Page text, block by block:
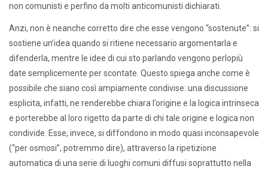
non comunisti e perfino da molti anticomunisti dichiarati.
Anzi, non è neanche corretto dire che esse vengono “sostenute”: si
sostiene un’idea quando si ritiene necessario argomentarla e
difenderla, mentre le idee di cui sto parlando vengono perlopiù
date semplicemente per scontate. Questo spiega anche come è
possibile che siano così ampiamente condivise: una discussione
esplicita, infatti, ne renderebbe chiara l’origine e la logica intrinseca
e porterebbe al loro rigetto da parte di chi tale origine e logica non
condivide. Esse, invece, si diffondono in modo quasi inconsapevole
(“per osmosi”, potremmo dire), attraverso la ripetizione
automatica di una serie di luoghi comuni diffusi soprattutto nella